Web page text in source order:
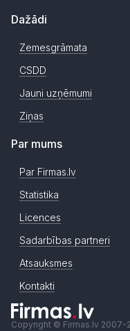
Dažādi
Zemesgrāmata
CSDD
Jauni uzņēmumi
Ziņas
Par mums
Par Firmas.lv
Statistika
Licences
Sadarbības partneri
Atsauksmes
Kontakti
Copyright © Firmas.lv 2007-